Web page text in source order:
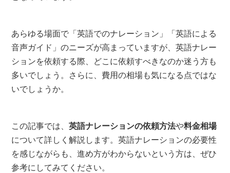
あらゆる場面で「英語でのナレーション」「英語による
音声ガイド」のニーズが高まっていますが、英語ナレー
ションを依頼する際、どこに依頼すべきなのか迷う方も
多いでしょう。さらに、費用の相場も気になる点ではな
いでしょうか。
この記事では、英語ナレーションの依頼方法や料金相場
について詳しく解説します。英語ナレーションの必要性
を感じながらも、進め方がわからないという方は、ぜひ
参考にしてみてください。